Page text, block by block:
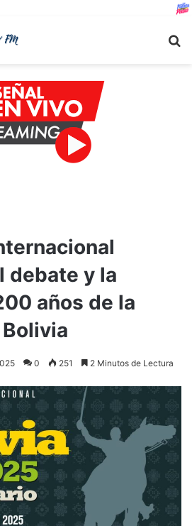
debate y la
años de la
0 251 2 Minutos de Lectura